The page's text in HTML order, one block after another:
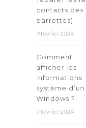
contacts des
barrettes)
9 février 2024
Comment
afficher les
informations
système d’un
Windows ?
5 février 2024